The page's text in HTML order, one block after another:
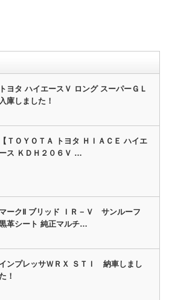
トヨタ ハイエースＶ ロング スーパーＧＬ
入庫しました！
【ＴＯＹＯＴＡ トヨタ ＨＩＡＣＥ ハイエ
ース ＫＤＨ２０６Ｖ …
マークⅡ ブリッド ＩＲ－Ｖ サンルーフ
革シート 純正マルチ…
インプレッサＷＲＸ ＳＴＩ 納車しまし
！